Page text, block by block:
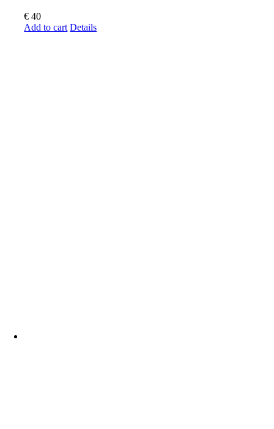
€ 40
Add to cart Details